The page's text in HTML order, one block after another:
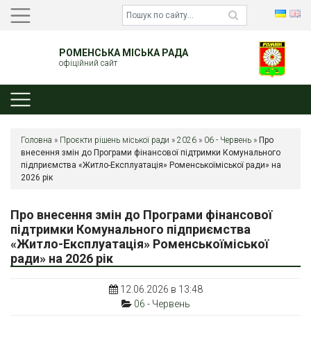
РОМЕНСЬКА МІСЬКА РАДА
офіційний сайт
Головна » Проєкти рішень міської ради » 2026 » 06 - Червень » Про
внесення змін до Програми фінансової підтримки Комунального
підприємства «Житло-Експлуатація» Роменськоїміської ради» на
2026 рік
Про внесення змін до Програми фінансової
підтримки Комунального підприємства
«Житло-Експлуатація» Роменськоїміської
ради» на 2026 рік
12.06.2026 в 13:48
06 - Червень